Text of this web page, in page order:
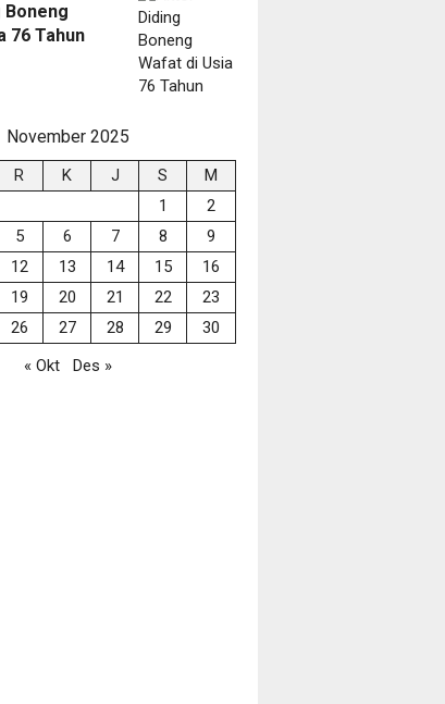
76 Tahun
November 2025
R K J S
M
1
2
5 6 7 8
9
12 13 14 15
16
19 20 21 22
23
26 27 28 29
30
« Okt
Des »